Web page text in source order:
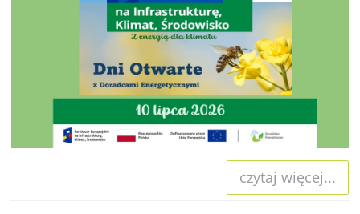
czytaj więcej...